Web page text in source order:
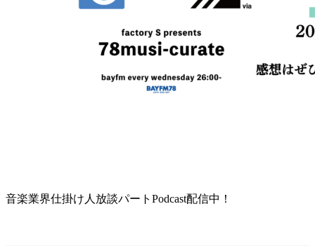
音楽業界仕掛け人放談パートPodcast配信中！